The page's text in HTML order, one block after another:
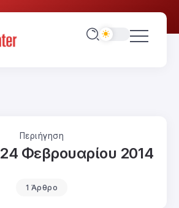
Περιήγηση
24 Φεβρουαρίου 2014
1 Άρθρο